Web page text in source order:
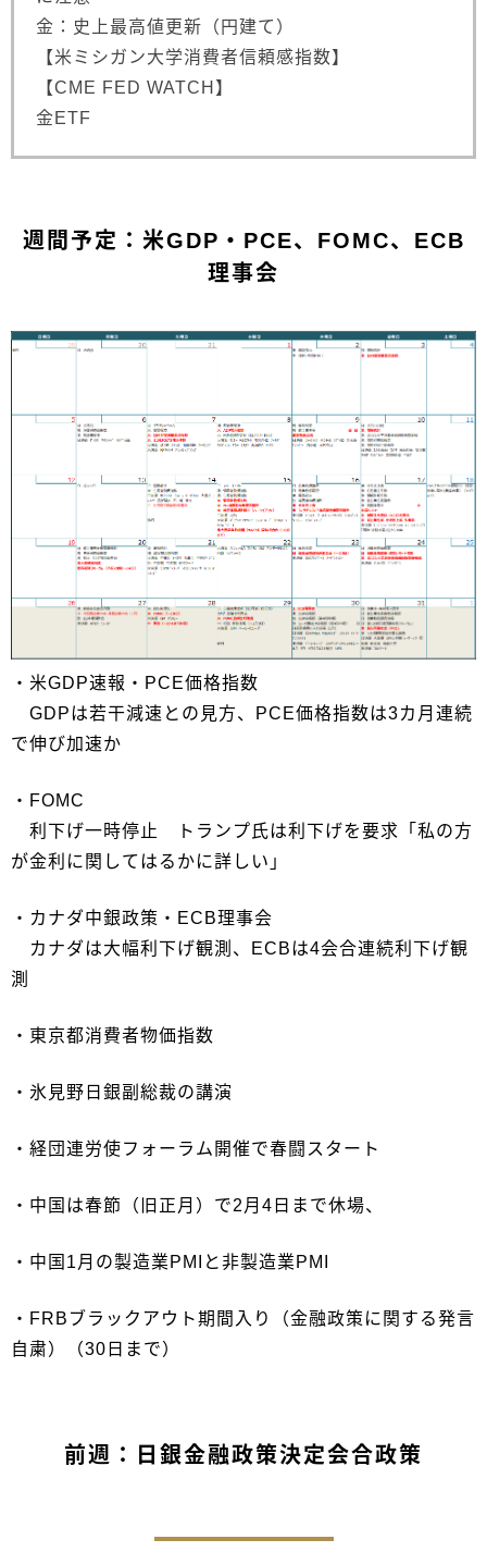
金：史上最高値更新（円建て）
【米ミシガン大学消費者信頼感指数】
【CME FED WATCH】
金ETF
週間予定：米GDP・PCE、FOMC、ECB
理事会
・米GDP速報・PCE価格指数
GDPは若干減速との見方、PCE価格指数は3カ月連続
で伸び加速か
・FOMC
利下げ一時停止 トランプ氏は利下げを要求「私の方
が金利に関してはるかに詳しい」
・カナダ中銀政策・ECB理事会
カナダは大幅利下げ観測、ECBは4会合連続利下げ観
測
・東京都消費者物価指数
・氷見野日銀副総裁の講演
・経団連労使フォーラム開催で春闘スタート
・中国は春節（旧正月）で2月4日まで休場、
・中国1月の製造業PMIと非製造業PMI
・FRBブラックアウト期間入り（金融政策に関する発言
自粛）（30日まで）
前週：日銀金融政策決定会合政策